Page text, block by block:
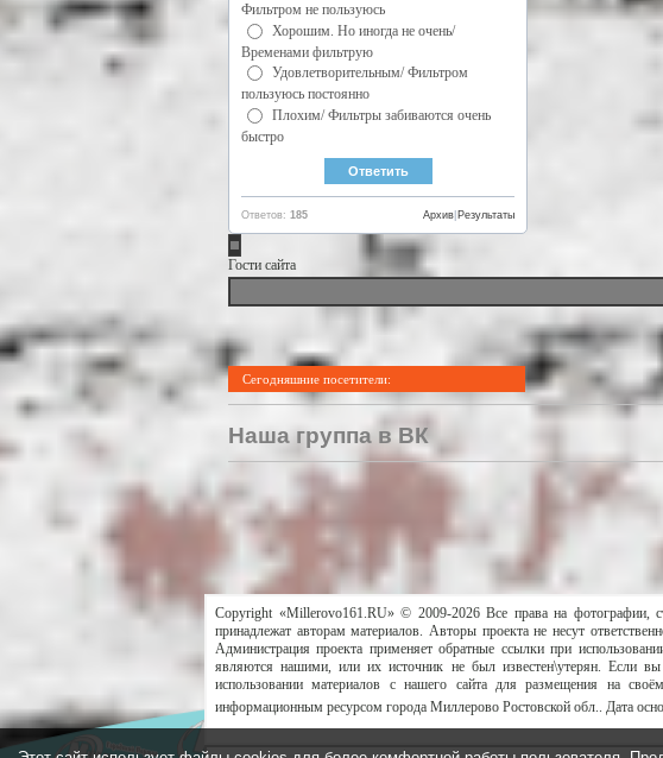
Фильтром не пользуюсь
Хорошим. Но иногда не очень/
Временами фильтрую
Удовлетворительным/ Фильтром
пользуюсь постоянно
Плохим/ Фильтры забиваются очень
быстро
Ответов: 185 Результаты
Архив
Гости сайта
Сегодняшние посетители:
Наша группа в ВК
Copyright «Millerovo161.RU» © 2009-2026 Все права на фотографии,
принадлежат авторам материалов. Авторы проекта не несут
Администрация проекта применяет обратные ссылки при
являются нашими, или их источник не был известен\утерян. Если
использовании материалов с нашего сайта для размещения на
информационным ресурсом города Миллерово Ростовской обл.. Дата